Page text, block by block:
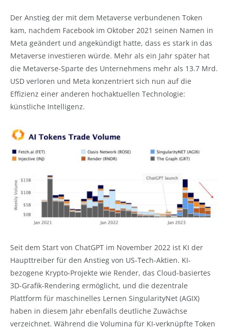
Der Anstieg der mit dem Metaverse verbundenen Token
kam, nachdem Facebook im Oktober 2021 seinen Namen in
Meta geändert und angekündigt hatte, dass es stark in das
Metaverse investieren würde. Mehr als ein Jahr später hat
die Metaverse-Sparte des Unternehmens mehr als 13.7 Mrd.
USD verloren und Meta konzentriert sich nun auf die
Effizienz einer anderen hochaktuellen Technologie:
künstliche Intelligenz.
Seit dem Start von ChatGPT im November 2022 ist KI der
Haupttreiber für den Anstieg von US-Tech-Aktien. KI-
bezogene Krypto-Projekte wie Render, das Cloud-basiertes
3D-Grafik-Rendering ermöglicht, und die dezentrale
Plattform für maschinelles Lernen SingularityNet (AGIX)
haben in diesem Jahr ebenfalls deutliche Zuwächse
verzeichnet. Während die Volumina für KI-verknüpfte Token